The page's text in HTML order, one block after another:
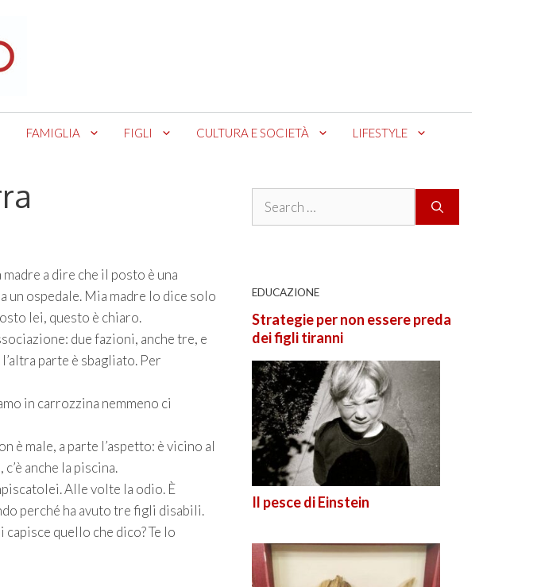
FAMIGLIA FIGLI CULTURA E SOCIETÀ LIFESTYLE
a dire che il posto è una
un ospedale. Mia madre lo dice solo
lei, questo è chiaro.
due fazioni, anche tre, e
parte è sbagliato. Per
in carrozzina nemmeno ci
è male, a parte l’aspetto: è vicino al
anche la piscina.
Alle volte la odio. È
perché ha avuto tre figli disabili.
capisce quello che dico? Te lo
Search
EDUCAZIONE
Strategie per non essere preda
dei figli tiranni
Il pesce di Einstein